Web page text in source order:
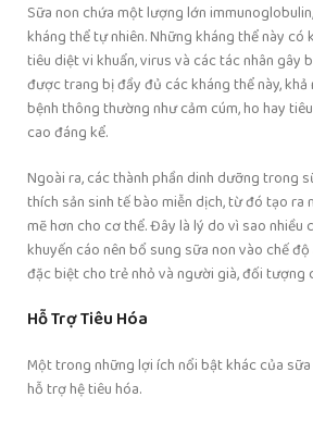
Sữa non chứa một lượng lớn
kháng thể tự nhiên. Những kháng thể này có
tiêu diệt vi khuẩn, virus và các tác nhân gây
được trang bị đầy đủ các kháng thể này, khả
bệnh thông thường như cảm cúm, ho hay
cao đáng kể.
Ngoài ra, các thành phần dinh dưỡng trong
thích sản sinh tế bào miễn dịch, từ đó tạo ra
mẽ hơn cho cơ thể. Đây là lý do vì sao nhiều
khuyến cáo nên bổ sung sữa non vào chế
đặc biệt cho trẻ nhỏ và người già, đối tượng
Hỗ Trợ Tiêu Hóa
Một trong những lợi ích nổi bật khác của
hỗ trợ hệ tiêu hóa.